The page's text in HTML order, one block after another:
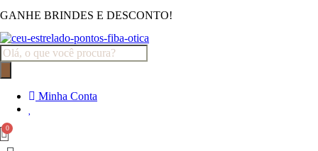
GANHE BRINDES E DESCONTO!
Pesquisar
produtos
Minha Conta